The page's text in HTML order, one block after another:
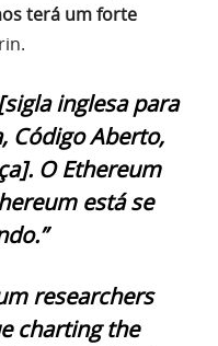
terá um forte
inglesa para
Código Aberto,
O Ethereum
está se
researchers
charting the